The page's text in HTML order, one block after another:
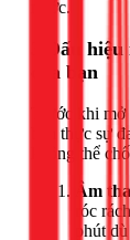
nước.
3 Dấu
của bạn
Trước khi
bạn thực sự
không thể
Âm
róc
phút